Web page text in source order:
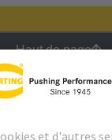
Haut de page